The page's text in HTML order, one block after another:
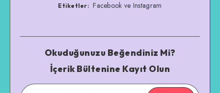
Etiketler: Facebook ve Instagram
Okuduğunuzu Beğendiniz Mi?
İçerik Bültenine Kayıt Olun